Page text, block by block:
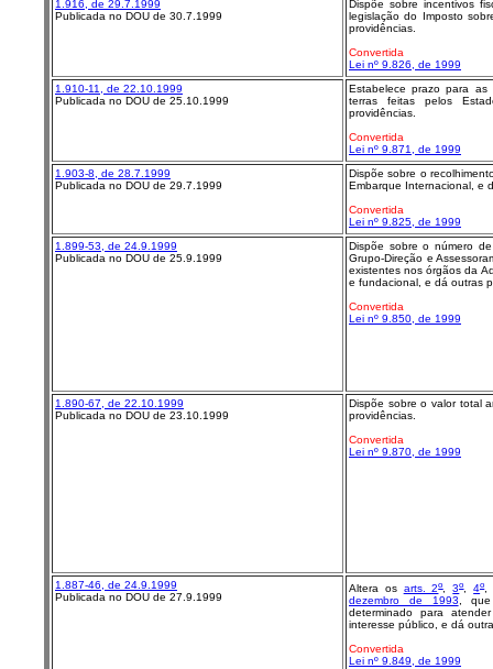
1.916, de 29.7.1999
Publicada no DOU de 30.7.1999
Dispõe sobre incentivos
legislação do Imposto
providências.
Convertida
Lei nº 9.826, de 1999
1.910-11, de 22.10.1999
Publicada no DOU de 25.10.1999
Estabelece prazo para as
terras feitas pelos
providências.
Convertida
Lei nº 9.871, de 1999
1.903-8, de 28.7.1999
Publicada no DOU de 29.7.1999
Dispõe sobre o
Embarque Internacional, e
Convertida
Lei nº 9.825, de 1999
1.899-53, de 24.9.1999
Publicada no DOU de 25.9.1999
Dispõe sobre o número
Grupo-Direção e
existentes nos órgãos da
e fundacional, e dá outras
Convertida
Lei nº 9.850, de 1999
1.890-67, de 22.10.1999
Publicada no DOU de 23.10.1999
Dispõe sobre o valor total
providências.
Convertida
Lei nº 9.870, de 1999
1.887-46, de 24.9.1999
Publicada no DOU de 27.9.1999
Altera os arts. 2o,3o,4o,
dezembro de 1993, que
determinado para
interesse público, e dá
Convertida
Lei nº 9.849, de 1999